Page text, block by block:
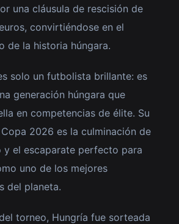
una cláusula de rescisión de
convirtiéndose en el
de la historia húngara.
solo un futbolista brillante: es
generación húngara que
en competencias de élite. Su
2026 es la culminación de
y el escaparate perfecto para
uno de los mejores
del planeta.
torneo, Hungría fue sorteada